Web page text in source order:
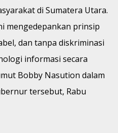
di Sumatera Utara.
mengedepankan prinsip
dan tanpa diskriminasi
informasi secara
Bobby Nasution dalam
tersebut, Rabu